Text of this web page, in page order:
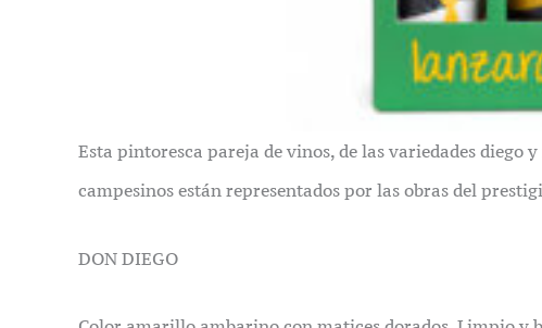
Esta pintoresca pareja de vinos, de las variedades diego
campesinos están representados por las obras del
DON DIEGO